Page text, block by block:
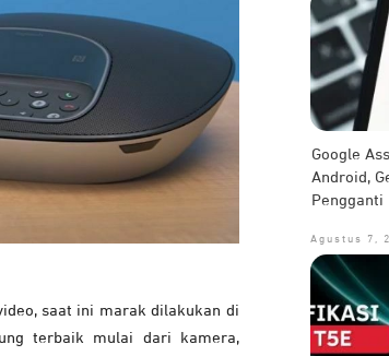
saat ini marak dilakukan di
terbaik mulai dari kamera,
Google
Android,
Pengganti
Agustus 7,